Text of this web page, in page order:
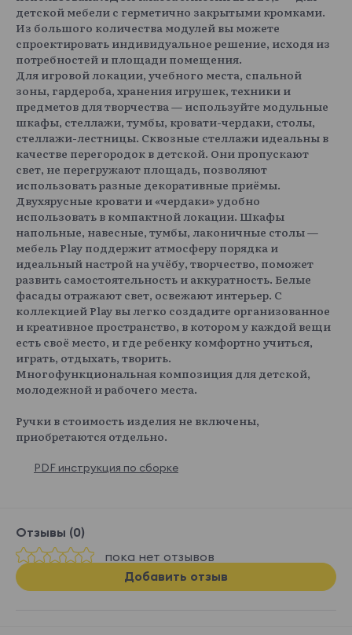
детской мебели с герметично закрытыми кромками.
Из большого количества модулей вы можете
спроектировать индивидуальное решение, исходя из
потребностей и площади помещения.
Для игровой локации, учебного места, спальной
зоны, гардероба, хранения игрушек, техники и
предметов для творчества — используйте модульные
шкафы, стеллажи, тумбы, кровати-чердаки, столы,
стеллажи-лестницы. Сквозные стеллажи идеальны в
качестве перегородок в детской. Они пропускают
свет, не перегружают площадь, позволяют
использовать разные декоративные приёмы.
Двухярусные кровати и «чердаки» удобно
использовать в компактной локации. Шкафы
напольные, навесные, тумбы, лаконичные столы —
мебель Play поддержит атмосферу порядка и
идеальный настрой на учёбу, творчество, поможет
развить самостоятельность и аккуратность. Белые
фасады отражают свет, освежают интерьер. С
коллекцией Play вы легко создадите организованное
и креативное пространство, в котором у каждой вещи
есть своё место, и где ребенку комфортно учиться,
играть, отдыхать, творить.
Многофункциональная композиция для детской,
молодежной и рабочего места.
Ручки в стоимость изделия не включены,
приобретаются отдельно.
PDF инструкция по сборке
Отзывы (0)
пока нет отзывов
Добавить отзыв